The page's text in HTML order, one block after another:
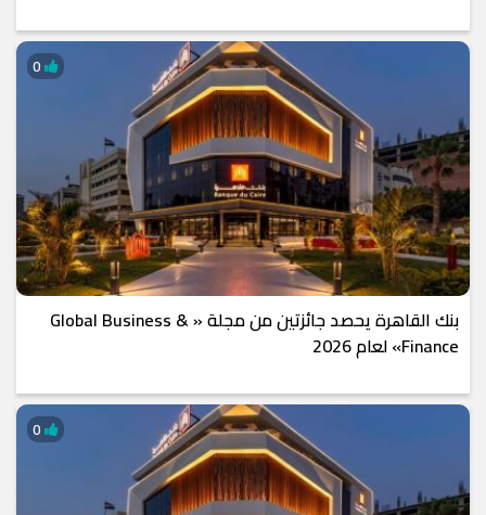
بنك القاهرة يحصد جائزتين من مجلة « Global Business &
Finance» لعام 2026